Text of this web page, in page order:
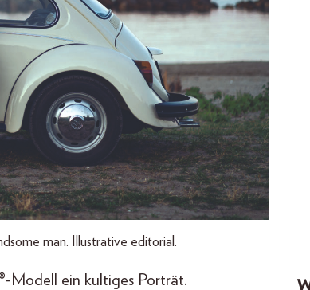
man. Illustrative editorial.
Modell ein kultiges Porträt.